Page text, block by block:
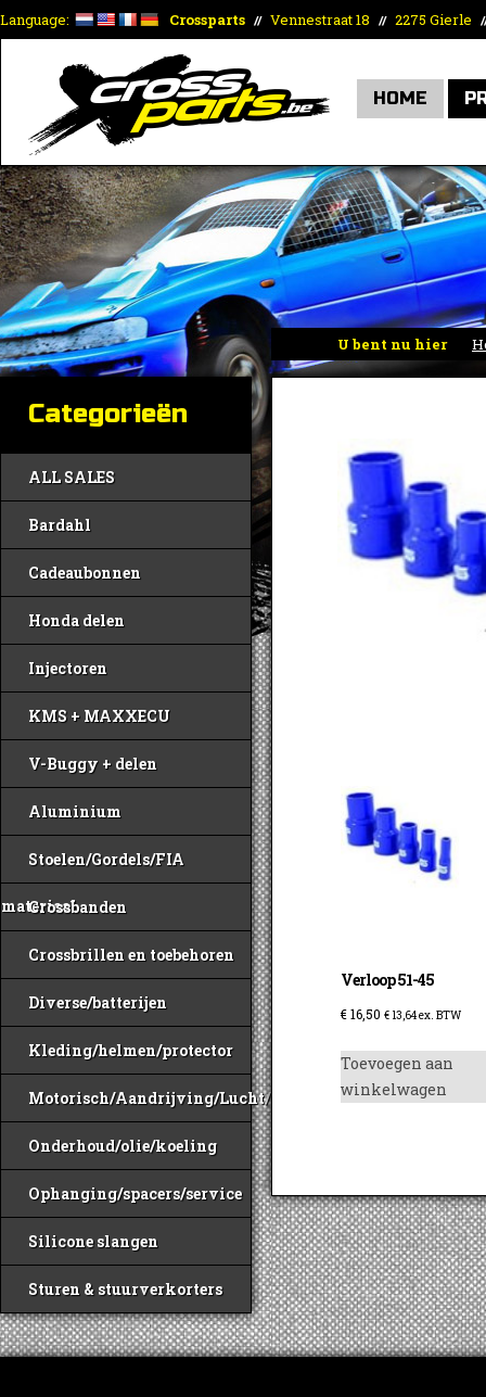
Language: Crossparts // Vennestraat 18 // 2275 Gierle
HOME
U bent nu hier
Categorieën
ALL SALES
Bardahl
Cadeaubonnen
Honda delen
Injectoren
KMS + MAXXECU
V-Buggy + delen
Aluminium
Stoelen/Gordels/FIA
materiaal
Crossbanden
Crossbrillen en toebehoren
Diverse/batterijen
Kleding/helmen/protector
Motorisch/Aandrijving/Lucht/Benzine
Onderhoud/olie/koeling
Ophanging/spacers/service
Silicone slangen
Sturen & stuurverkorters
Verloop 51-45
€16,50 € 13,64ex. BTW
Toevoegen aan
winkelwagen